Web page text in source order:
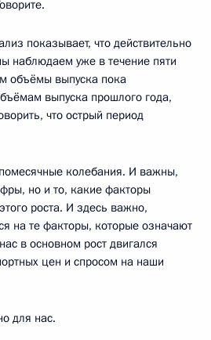
показывает, что действительно
наблюдаем уже в течение пяти
объёмы выпуска пока
выпуска прошлого года,
что острый период
колебания. И важны,
но и то, какие факторы
роста. И здесь важно,
на те факторы, которые означают
в основном рост двигался
цен и спросом на наши
для нас.